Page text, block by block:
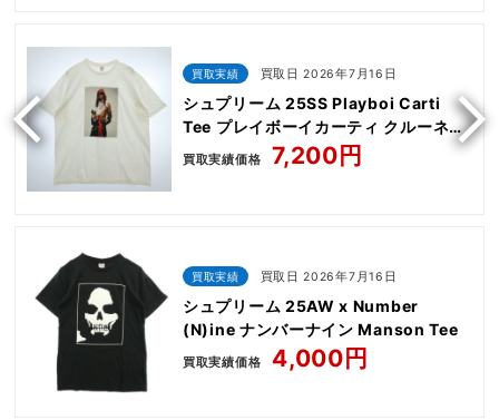
買取実績 買取日 2026年7月16日
シュプリーム 25SS Playboi Carti
Tee プレイボーイカーティ クルーネッ
ク 半袖 Tシャツ
買取実績価格 7,200円
買取実績 買取日 2026年7月16日
シュプリーム 25AW x Number
(N)ine ナンバーナイン Manson Tee
買取実績価格 4,000円